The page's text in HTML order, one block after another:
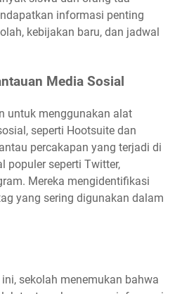
Penggalangan Dana
Kinerja
Berdasarkan Data
Pendekatan Teknisi dan Studi
Earth Foundation
Media Sosial
Analisis Kepedulian Pendukung:
Relevan:
Keterlibatan dengan Pendukung
yang Tepat
informasi penting
kebijakan baru, dan jadwal
Media Sosial
untuk menggunakan alat
seperti Hootsuite dan
percakapan yang terjadi di
populer seperti Twitter,
Mereka mengidentifikasi
yang sering digunakan dalam
sekolah menemukan bahwa